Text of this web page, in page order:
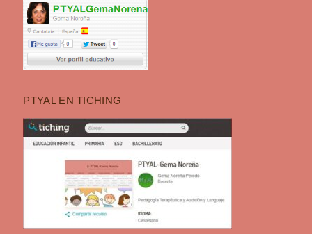
PTYAL EN TICHING